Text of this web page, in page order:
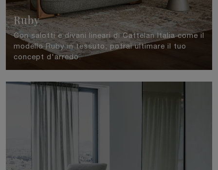
Ruby
Con salotti e divani lineari di Cattelan Italia come il
modello Ruby in tessuto, potrai ultimare il tuo
concept d'arredo.